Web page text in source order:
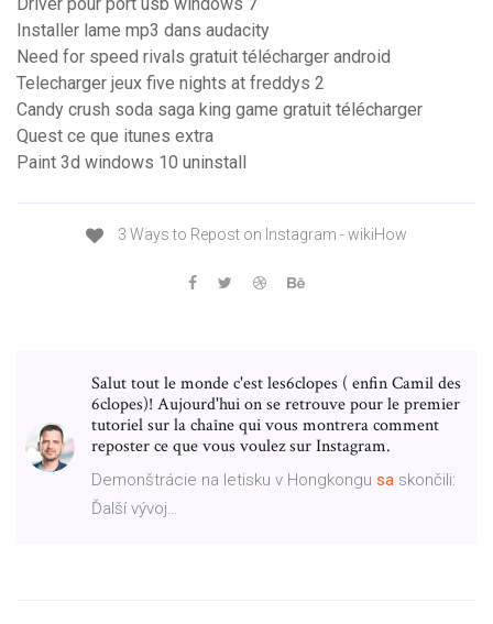
Driver pour port usb windows 7
Installer lame mp3 dans audacity
Need for speed rivals gratuit télécharger android
Telecharger jeux five nights at freddys 2
Candy crush soda saga king game gratuit télécharger
Quest ce que itunes extra
Paint 3d windows 10 uninstall
3 Ways to Repost on Instagram - wikiHow
Salut tout le monde c'est les6clopes ( enfin Camil des
6clopes)! Aujourd'hui on se retrouve pour le premier
tutoriel sur la chaîne qui vous montrera comment
reposter ce que vous voulez sur Instagram.
Demonštrácie na letisku v Hongkongu sa skončili:
Ďalší vývoj…